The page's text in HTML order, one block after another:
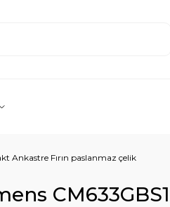
Ankastre Fırın paslanmaz çelik